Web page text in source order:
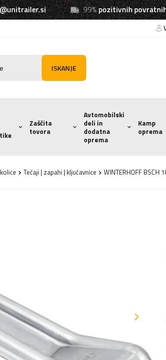
99%pozitivnih
ISKANJE
Zaščita
tovora
Avtomobilski
deli in
dodatna
oprema
Kamp
oprema
Tečaji | zapahi | ključavnice WINTERHOFF